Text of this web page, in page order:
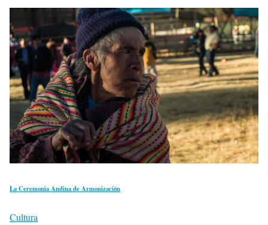
La Ceremonia Andina de Armonización
Cultura